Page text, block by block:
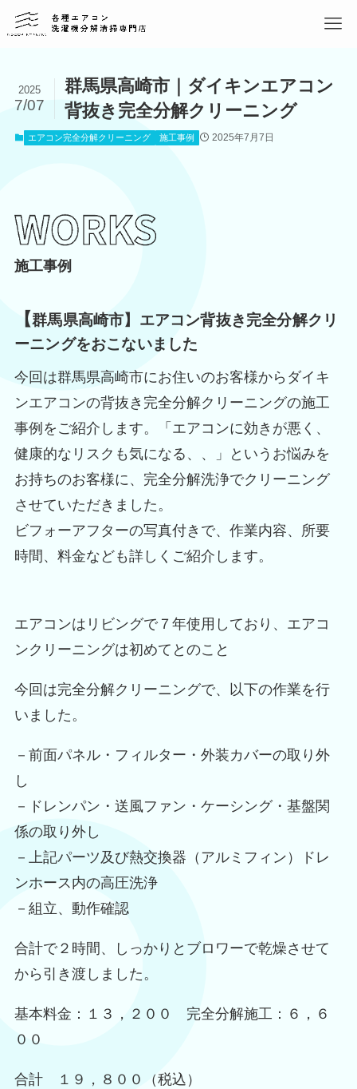
群馬県高崎市｜ダイキンエアコン
背抜き完全分解クリーニング
2025
7/07
エアコン完全分解クリーニング 施工事例 2025年7月7日
施工事例
【群馬県高崎市】エアコン背抜き完全分解クリ
ーニングをおこないました
今回は群馬県高崎市にお住いのお客様からダイキ
ンエアコンの背抜き完全分解クリーニングの施工
事例をご紹介します。「エアコンに効きが悪く、
健康的なリスクも気になる、、」というお悩みを
お持ちのお客様に、完全分解洗浄でクリーニング
させていただきました。
ビフォーアフターの写真付きで、作業内容、所要
時間、料金なども詳しくご紹介します。
エアコンはリビングで７年使用しており、エアコ
ンクリーニングは初めてとのこと
今回は完全分解クリーニングで、以下の作業を行
いました。
－前面パネル・フィルター・外装カバーの取り外
し
－ドレンパン・送風ファン・ケーシング・基盤関
係の取り外し
－上記パーツ及び熱交換器（アルミフィン）ドレ
ンホース内の高圧洗浄
－組立、動作確認
合計で２時間、しっかりとブロワーで乾燥させて
から引き渡しました。
基本料金：１３，２００ 完全分解施工：６，６
００
合計 １９，８００（税込）